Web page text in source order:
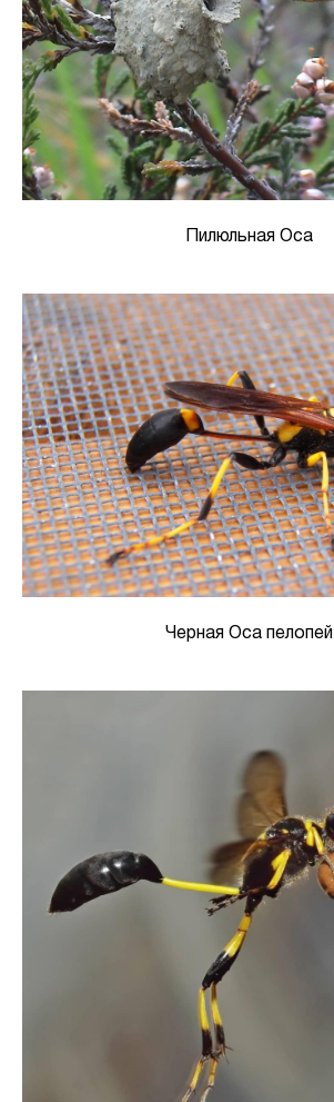
Пилюльная Оса
Черная Оса пелопей